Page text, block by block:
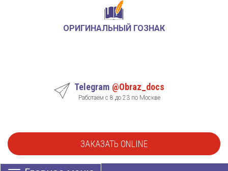
ОРИГИНАЛЬНЫЙ ГОЗНАК
Telegram @Obraz_docs
Работаем с 8 до 23 по Москве
ЗАКАЗАТЬ ONLINE